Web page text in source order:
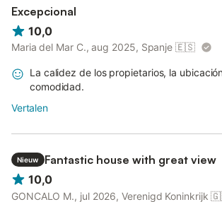
Excepcional
10,0
Maria del Mar C., aug 2025, Spanje 🇪🇸
La calidez de los propietarios, la
comodidad.
Vertalen
Nieuw
Fantastic house with great view
10,0
GONCALO M., jul 2026, Verenigd Koninkrijk